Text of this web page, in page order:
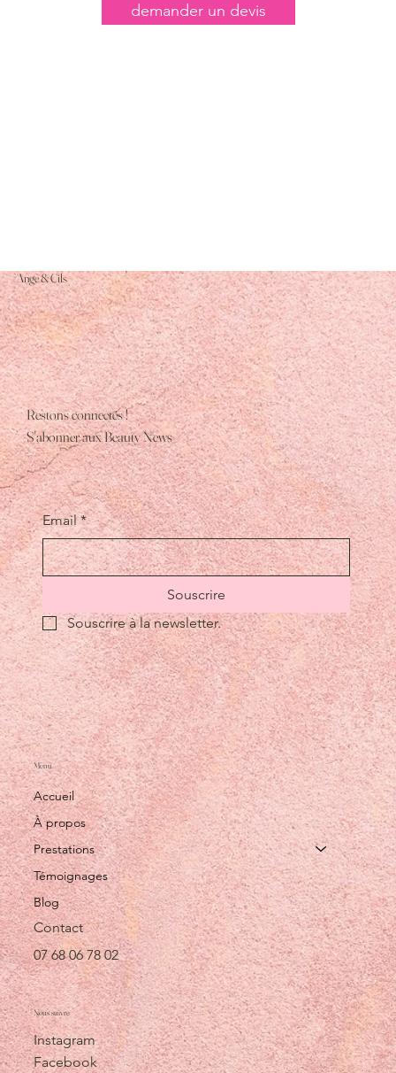
demander un devis
Ange & Cils
Restons connectés !
S'abonner aux Beauty News
Email *
Souscrire
Souscrire à la newsletter.
Menu
Accueil
À propos
Prestations
Témoignages
Blog
Contact
07 68 06 78 02
Nous suivre
Instagram
Facebook